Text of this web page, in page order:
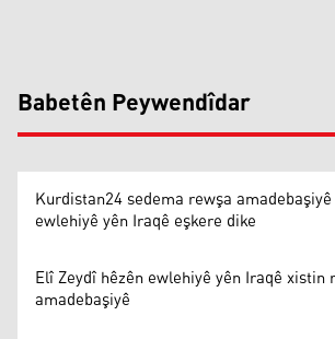
Babetên Peywendîdar
Kurdistan24 sedema rewşa
ewlehiyê yên Iraqê eşkere dike
Elî Zeydî hêzên ewlehiyê yên Iraqê xistin
amadebaşiyê